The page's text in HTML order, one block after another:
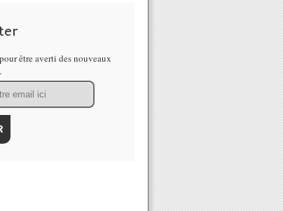
être averti des nouveaux